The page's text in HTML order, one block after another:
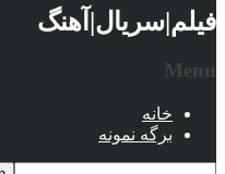
فیلم|سریال|آهنگ
Menu
خانه
برگه نمونه